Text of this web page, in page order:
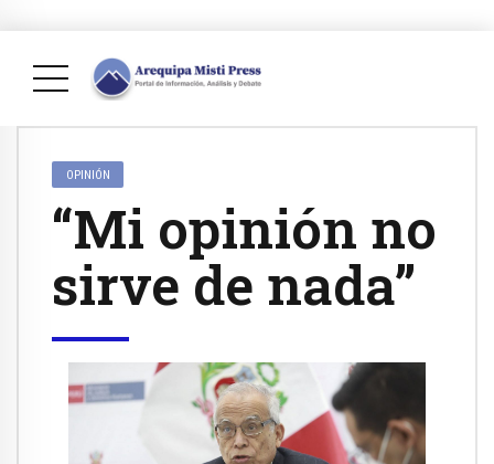
OPINIÓN
“Mi opinión no
sirve de nada”